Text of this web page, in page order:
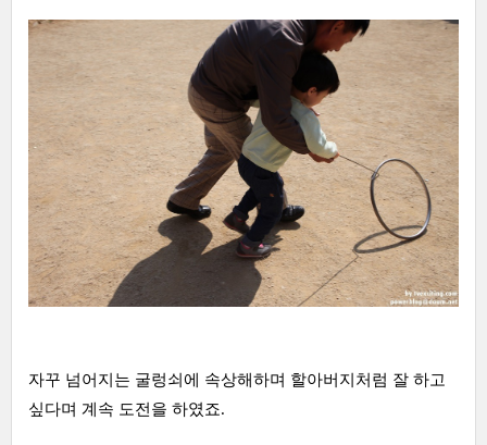
자꾸 넘어지는 굴렁쇠에 속상해하며 할아버지처럼 잘 하고
싶다며 계속 도전을 하였죠.